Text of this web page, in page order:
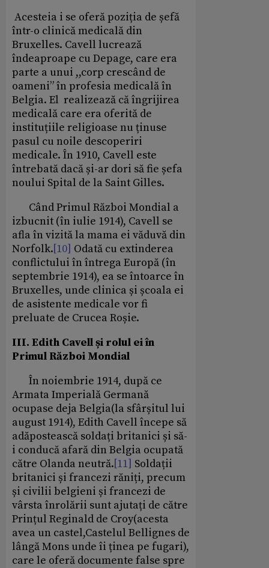
Acesteia i se oferă poziția de șefă
într-o clinică medicală din
Bruxelles. Cavell lucrează
îndeaproape cu Depage, care era
parte a unui ,,corp crescând de
oameni” în profesia medicală în
Belgia. El realizează că îngrijirea
medicală care era oferită de
instituțiile religioase nu ținuse
pasul cu noile descoperiri
medicale. În 1910, Cavell este
întrebată dacă și-ar dori să fie șefa
noului Spital de la Saint Gilles.
Când Primul Război Mondial a
izbucnit (în iulie 1914), Cavell se
afla în vizită la mama ei văduvă din
Norfolk.[10] Odată cu extinderea
conflictului în întrega Europă (în
septembrie 1914), ea se întoarce în
Bruxelles, unde clinica și școala ei
de asistente medicale vor fi
preluate de Crucea Roșie.
III. Edith Cavell și rolul ei în
Primul Război Mondial
În noiembrie 1914, după ce
Armata Imperială Germană
ocupase deja Belgia(la sfârșitul lui
august 1914), Edith Cavell începe să
adăpostească soldați britanici și să-
i conducă afară din Belgia ocupată
către Olanda neutră.[11] Soldații
britanici și francezi răniți, precum
și civilii belgieni și francezi de
vârsta înrolării sunt ajutați de către
Prințul Reginald de Croy(acesta
avea un castel,Castelul Bellignes de
lângă Mons unde îi ținea pe fugari),
care le oferă documente false spre